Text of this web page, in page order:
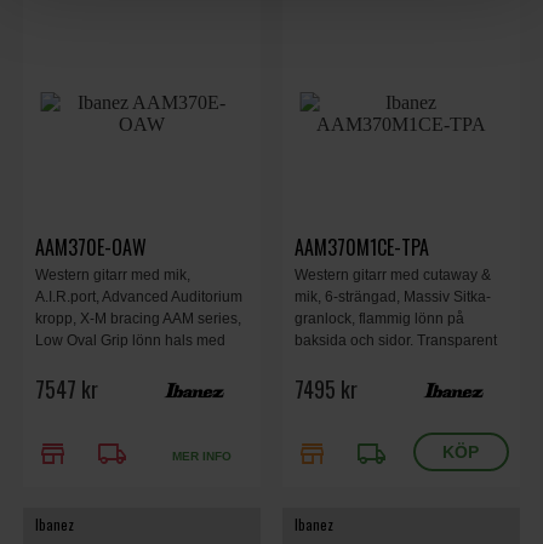
AAM370E-OAW
Western gitarr med mik,
A.I.R.port, Advanced Auditorium
kropp, X-M bracing AAM series,
Low Oval Grip lönn hals med
greppbräda i lönn, Solid Sitka
7547 kr
store local_shipping MER INFO
AAM370M1CE-TPA
Western gitarr med cutaway &
mik, 6-strängad, Massiv Sitka-
granlock, flammig lönn på
baksida och sidor. Transparent
7495 kr
store local_shipping
Ibanez Ibanez